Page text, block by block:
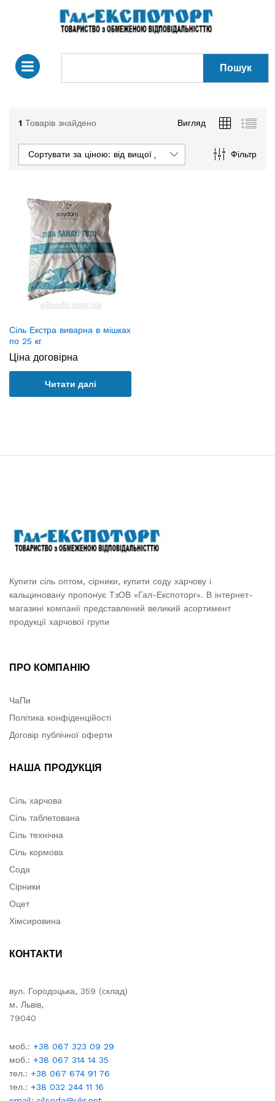
Пошук
1 Товарів знайдено Вигляд
Фільтр
Сортувати за ціною: від вищої до нижчої
Сіль Екстра виварна в мішках
по 25 кг
Ціна договірна
Читати далі
Купити сіль оптом, сірники, купити соду харчову і
кальциновану пропонує ТзОВ «Гал-Експоторг». В інтернет-
магазині компанії представлений великий асортимент
продукції харчової групи
ПРО КОМПАНІЮ
ЧаПи
Політика конфіденційості
Договір публічної оферти
НАША ПРОДУКЦІЯ
Сіль харчова
Сіль таблетована
Сіль технічна
Сіль кормова
Сода
Сірники
Оцет
Хімсировина
КОНТАКТИ
вул. Городоцька, 359 (склад)
м. Львів,
79040
моб.: +38 067 323 09 29
моб.: +38 067 314 14 35
тел.: +38 067 674 91 76
тел.: +38 032 244 11 16